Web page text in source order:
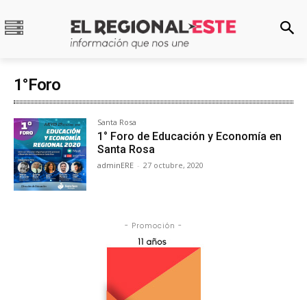
1°Foro
Santa Rosa
1° Foro de Educación y Economía en
Santa Rosa
adminERE - 27 octubre, 2020
- Promoción -